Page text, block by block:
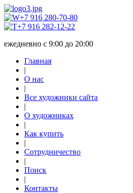
+7 916 280-70-80
+7 916 282-12-22
ежедневно с 9:00 до 20:00
Главная
|
О нас
|
Все художники сайта
|
О художниках
|
Как купить
|
Сотрудничество
|
Поиск
|
Контакты